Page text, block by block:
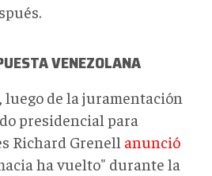
VENEZOLANA
luego de la juramentación
presidencial para
Richard Grenell anunció
ha vuelto" durante la